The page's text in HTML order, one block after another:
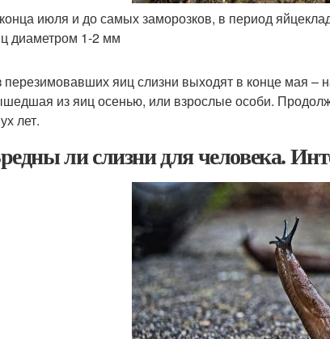
июля и до самых заморозков, в период
диаметром 1-2 мм
перезимовавших яиц слизни выходят в конце мая –
из яиц осенью, или взрослые особи.
лет.
ли слизни для человека.